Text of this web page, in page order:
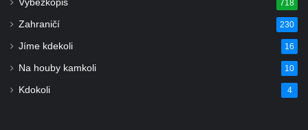
Pomník Theodora Körnera v Tyršově ulici v
Šluknově
Pomník Františka Josefa I. u křížové cesty
ve Šluknově
Pamětní deska Polské armádě na budově
Výběžkopis 718
Zahraničí 230
Jíme kdekoli 16
Na houby kamkoli 10
Kdokoli 4